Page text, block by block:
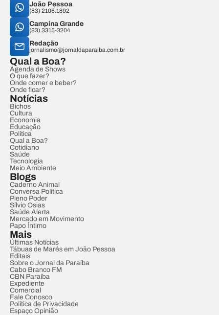
João Pessoa
(83) 2106.1892
Campina Grande
(83) 3315-3204
Redação
jornalismo@jornaldaparaiba.com.br
Qual a Boa?
Agenda de Shows
O que fazer?
Onde comer e beber?
Onde ficar?
Notícias
Bichos
Cultura
Economia
Educação
Política
Qual a Boa?
Cotidiano
Saúde
Tecnologia
Meio Ambiente
Blogs
Caderno Animal
Conversa Política
Pleno Poder
Sílvio Osias
Saúde Alerta
Mercado em Movimento
Papo Íntimo
Mais
Últimas Notícias
Tábuas de Marés em João Pessoa
Editais
Sobre o Jornal da Paraíba
Cabo Branco FM
CBN Paraíba
Expediente
Comercial
Fale Conosco
Política de Privacidade
Espaço Opinião